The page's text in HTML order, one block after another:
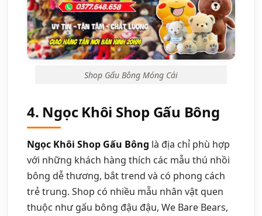
Shop Gấu Bông Móng Cái
4. Ngọc Khôi Shop Gấu Bông
Ngọc Khôi Shop Gấu Bông là địa chỉ phù hợp
với những khách hàng thích các mẫu thú nhồi
bông dễ thương, bắt trend và có phong cách
trẻ trung. Shop có nhiều mẫu nhân vật quen
thuộc như gấu bông đậu đậu, We Bare Bears,